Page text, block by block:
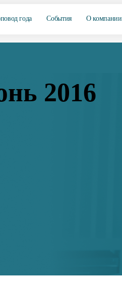
года События О компании
2016